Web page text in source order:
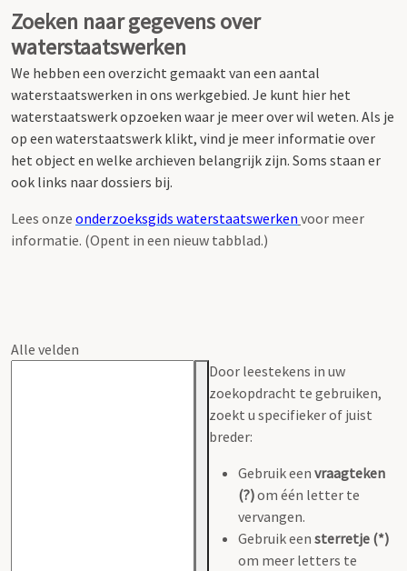
Zoeken naar gegevens over
waterstaatswerken
We hebben een overzicht gemaakt van een aantal
waterstaatswerken in ons werkgebied. Je kunt hier het
waterstaatswerk opzoeken waar je meer over wil weten. Als je
op een waterstaatswerk klikt, vind je meer informatie over
het object en welke archieven belangrijk zijn. Soms staan er
ook links naar dossiers bij.
Lees onze onderzoeksgids waterstaatswerken voor meer
informatie. (Opent in een nieuw tabblad.)
Alle velden
Door leestekens in uw
zoekopdracht te gebruiken,
zoekt u specifieker of juist
breder:
Gebruik een vraagteken
(?)om één letter te
vervangen.
Gebruik een sterretje (*)
om meer letters te